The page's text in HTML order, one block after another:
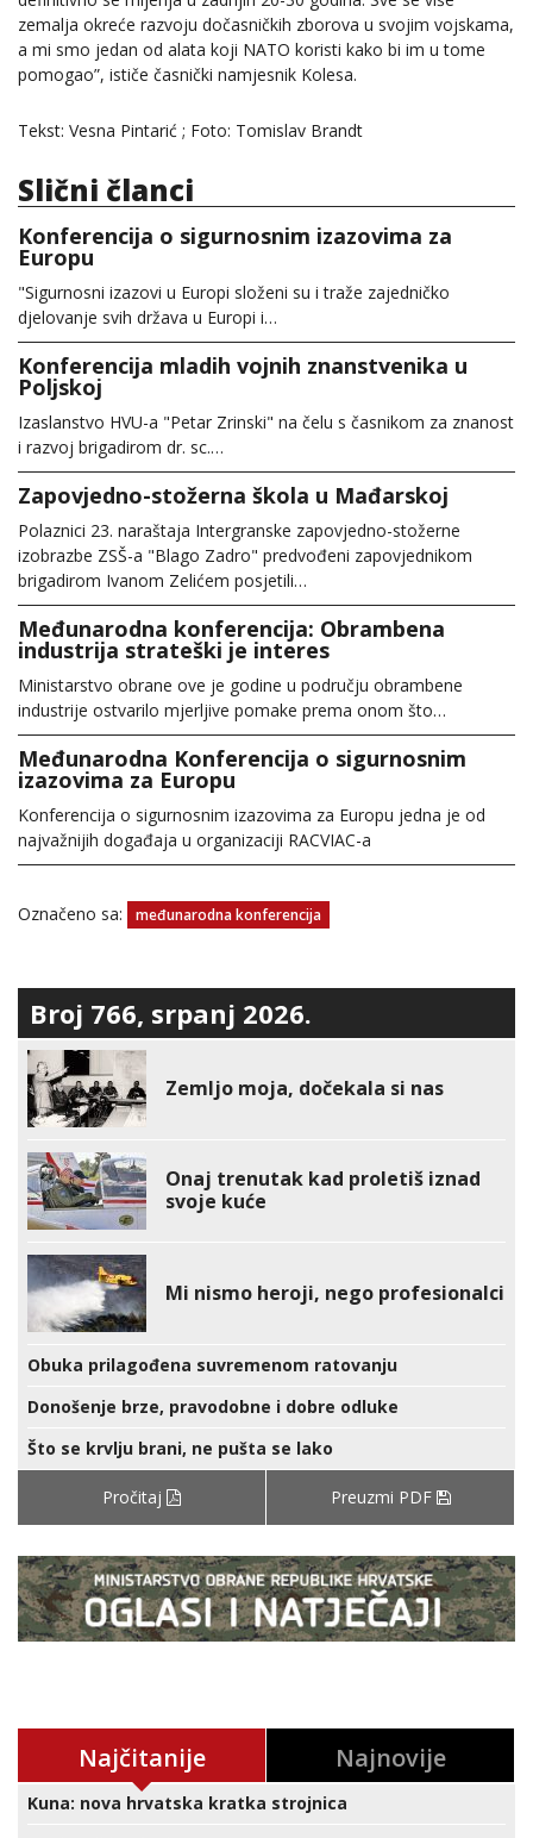
zemalja okreće razvoju dočasničkih zborova u svojim vojskama,
a mi smo jedan od alata koji NATO koristi kako bi im u tome
pomogao”, ističe časnički namjesnik Kolesa.
Tekst: Vesna Pintarić ; Foto: Tomislav Brandt
Slični članci
Konferencija o sigurnosnim izazovima za
Europu
"Sigurnosni izazovi u Europi složeni su i traže zajedničko
djelovanje svih država u Europi i…
Konferencija mladih vojnih znanstvenika u
Poljskoj
Izaslanstvo HVU-a "Petar Zrinski" na čelu s časnikom za znanost
i razvoj brigadirom dr. sc.…
Zapovjedno-stožerna škola u Mađarskoj
Polaznici 23. naraštaja Intergranske zapovjedno-stožerne
izobrazbe ZSŠ-a "Blago Zadro" predvođeni zapovjednikom
brigadirom Ivanom Zelićem posjetili…
Međunarodna konferencija: Obrambena
industrija strateški je interes
Ministarstvo obrane ove je godine u području obrambene
industrije ostvarilo mjerljive pomake prema onom što…
Međunarodna Konferencija o sigurnosnim
izazovima za Europu
Konferencija o sigurnosnim izazovima za Europu jedna je od
najvažnijih događaja u organizaciji RACVIAC-a
Označeno sa: međunarodna konferencija
Broj 766, srpanj 2026.
Zemljo moja, dočekala si nas
Onaj trenutak kad proletiš iznad
svoje kuće
Mi nismo heroji, nego profesionalci
Obuka prilagođena suvremenom ratovanju
Donošenje brze, pravodobne i dobre odluke
Što se krvlju brani, ne pušta se lako
Pročitaj Preuzmi PDF
Najčitanije Najnovije
Kuna: nova hrvatska kratka strojnica